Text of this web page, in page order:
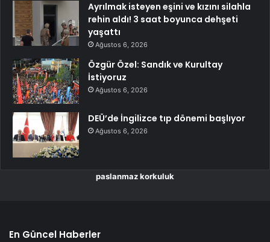
Ayrılmak isteyen eşini ve kızını silahla
rehin aldı! 3 saat boyunca dehşeti
yaşattı
Ağustos 6, 2026
Özgür Özel: Sandık ve Kurultay
İstiyoruz
Ağustos 6, 2026
DEÜ’de İngilizce tıp dönemi başlıyor
Ağustos 6, 2026
paslanmaz korkuluk
En Güncel Haberler